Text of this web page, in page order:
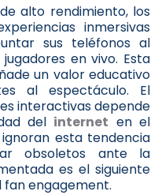
de alto rendimiento, los
inmersivas
sus teléfonos al
en vivo. Esta
un valor educativo
al espectáculo. El
interactivas depende
del internet en el
esta tendencia
obsoletos ante la
es el siguiente
fan engagement.